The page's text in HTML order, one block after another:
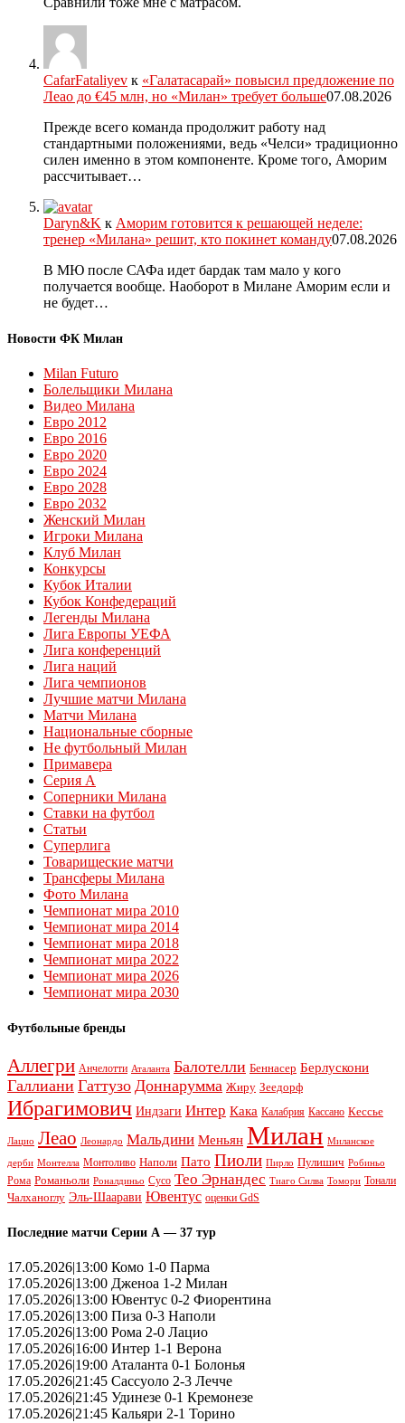
CafarFataliyev к «Галатасарай» повысил предложение по
Леао до €45 млн, но «Милан» требует больше07.08.2026
Прежде всего команда продолжит работу над
стандартными положениями, ведь «Челси» традиционно
силен именно в этом компоненте. Кроме того, Аморим
рассчитывает…
Daryn&K к Аморим готовится к решающей неделе:
тренер «Милана» решит, кто покинет команду07.08.2026
В МЮ после САФа идет бардак там мало у кого
получается вообще. Наоборот в Милане Аморим если и
не будет…
Новости ФК Милан
Milan Futuro
Болельщики Милана
Видео Милана
Евро 2012
Евро 2016
Евро 2020
Евро 2024
Евро 2028
Евро 2032
Женский Милан
Игроки Милана
Клуб Милан
Конкурсы
Кубок Италии
Кубок Конфедераций
Легенды Милана
Лига Европы УЕФА
Лига конференций
Лига наций
Лига чемпионов
Лучшие матчи Милана
Матчи Милана
Национальные сборные
Не футбольный Милан
Примавера
Серия А
Соперники Милана
Ставки на футбол
Статьи
Суперлига
Товарищеские матчи
Трансферы Милана
Фото Милана
Чемпионат мира 2010
Чемпионат мира 2014
Чемпионат мира 2018
Чемпионат мира 2022
Чемпионат мира 2026
Чемпионат мира 2030
Футбольные бренды
Аллегри Анчелотти Аталанта Балотелли Беннасер Берлускони
Галлиани Гаттузо Доннарумма Жиру Зеедорф
Ибрагимович Индзаги Интер Кака Калабрия Кассано Кессье
Лацио Леао Леонардо Мальдини Меньян Милан Миланское
дерби Монтелла Монтоливо Наполи Пато Пиоли Пирло Пулишич Робиньо
Рома Романьоли Роналдиньо Сусо Тео Эрнандес Тиаго Силва Томори Тонали
Чалханоглу Эль-Шаарави Ювентус оценки GdS
Последние матчи Серии А — 37 тур
17.05.2026|13:00 Комо 1-0 Парма
17.05.2026|13:00 Дженоа 1-2 Милан
17.05.2026|13:00 Ювентус 0-2 Фиорентина
17.05.2026|13:00 Пиза 0-3 Наполи
17.05.2026|13:00 Рома 2-0 Лацио
17.05.2026|16:00 Интер 1-1 Верона
17.05.2026|19:00 Аталанта 0-1 Болонья
17.05.2026|21:45 Сассуоло 2-3 Лечче
17.05.2026|21:45 Удинезе 0-1 Кремонезе
17.05.2026|21:45 Кальяри 2-1 Торино